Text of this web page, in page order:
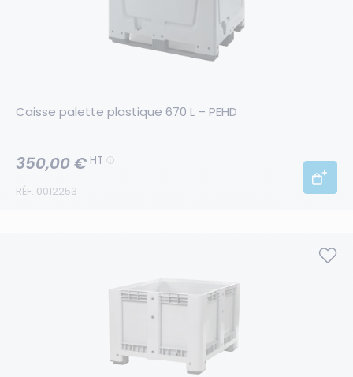
Caisse palette plastique 670 L – PEHD
RÉF. 0012253
350,00 € HT